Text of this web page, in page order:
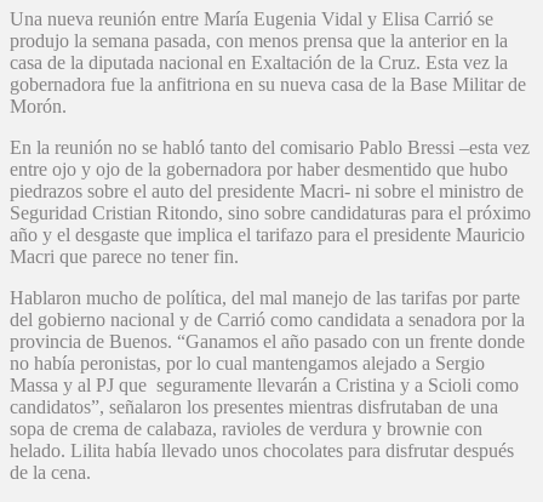
Una nueva reunión entre María Eugenia Vidal y Elisa Carrió se
produjo la semana pasada, con menos prensa que la anterior en la
casa de la diputada nacional en Exaltación de la Cruz. Esta vez la
gobernadora fue la anfitriona en su nueva casa de la Base Militar de
Morón.
En la reunión no se habló tanto del comisario Pablo Bressi –esta vez
entre ojo y ojo de la gobernadora por haber desmentido que hubo
piedrazos sobre el auto del presidente Macri- ni sobre el ministro de
Seguridad Cristian Ritondo, sino sobre candidaturas para el próximo
año y el desgaste que implica el tarifazo para el presidente Mauricio
Macri que parece no tener fin.
Hablaron mucho de política, del mal manejo de las tarifas por parte
del gobierno nacional y de Carrió como candidata a senadora por la
provincia de Buenos. “Ganamos el año pasado con un frente donde
no había peronistas, por lo cual mantengamos alejado a Sergio
Massa y al PJ que seguramente llevarán a Cristina y a Scioli como
candidatos”, señalaron los presentes mientras disfrutaban de una
sopa de crema de calabaza, ravioles de verdura y brownie con
helado. Lilita había llevado unos chocolates para disfrutar después
de la cena.